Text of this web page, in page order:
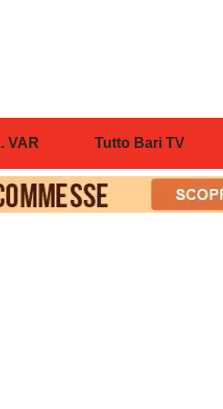
VAR Tutto Bari TV